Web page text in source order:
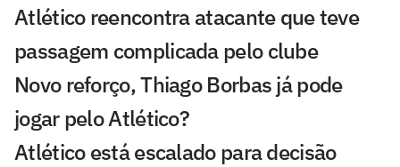
Atlético reencontra atacante que teve
passagem complicada pelo clube
Novo reforço, Thiago Borbas já pode
jogar pelo Atlético?
Atlético está escalado para decisão